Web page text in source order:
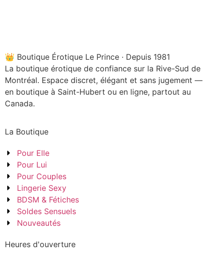
👑 Boutique Érotique Le Prince · Depuis 1981
La boutique érotique de confiance sur la Rive-Sud de
Montréal. Espace discret, élégant et sans jugement —
en boutique à Saint-Hubert ou en ligne, partout au
Canada.
La Boutique
Pour Elle
Pour Lui
Pour Couples
Lingerie Sexy
BDSM & Fétiches
Soldes Sensuels
Nouveautés
Heures d'ouverture